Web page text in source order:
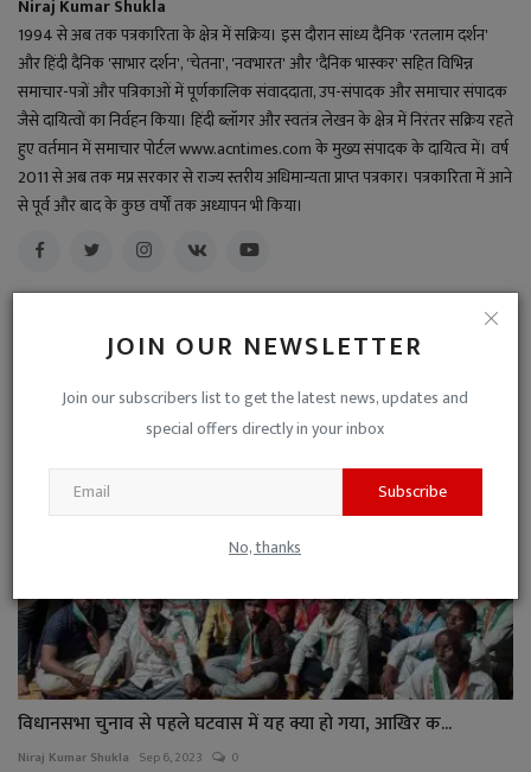
JOIN OUR NEWSLETTER
Join our subscribers list to get the latest news, updates and
special offers directly in your inbox
Subscribe
No, thanks
Niraj Kumar Shukla
1994 से अब तक पत्रकारिता के क्षेत्र में सक्रिय। इस दौरान सांध्य दैनिक 'रतलाम दर्शन'
और हिंदी दैनिक 'साभार दर्शन', 'चेतना', 'नवभारत' और 'दैनिक भास्कर' सहित विभिन्न
समाचार-पत्रों और पत्रिकाओं में पूर्णकालिक संवाददाता, उप-संपादक और समाचार संपादक
जैसे दायित्वों का निर्वहन किया। हिंदी ब्लॉगर और स्वतंत्र लेखन के क्षेत्र में निरंतर सक्रिय रहते
हुए वर्तमान में समाचार पोर्टल www.acntimes.com के मुख्य संपादक के दायित्व में। वर्ष
2011 से अब तक मप्र सरकार से राज्य स्तरीय अधिमान्यता प्राप्त पत्रकार। पत्रकारिता में आने
से पूर्व और बाद के कुछ वर्षों तक अध्यापन भी किया।
विधानसभा चुनाव से पहले घटवास में यह क्या हो गया, आखिर क...
Niraj Kumar Shukla Sep 6, 2023 0